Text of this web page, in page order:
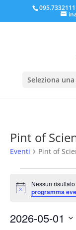
095.7332111
Seleziona
Pint of
Eventi Pint of
Eventi
Notice
Nessun
programma
2026-05-01